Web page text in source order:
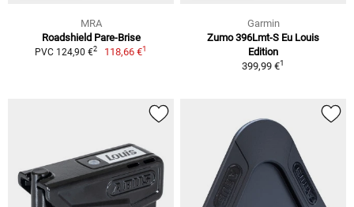
MRA
Roadshield Pare-Brise
PVC 124,90 €2 118,66 €1
Garmin
Zumo 396Lmt-S Eu Louis
Edition
399,99 €1